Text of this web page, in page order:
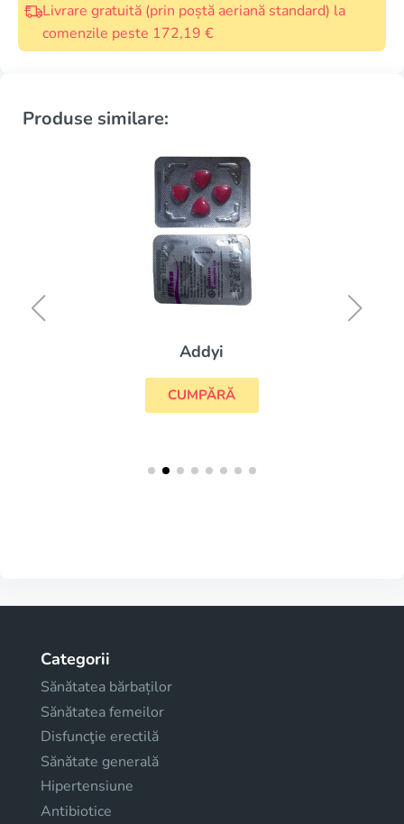
Livrare gratuită (prin poștă aeriană standard) la
comenzile peste 172,19 €
Produse similare:
Addyi
CUMPĂRĂ
Categorii
Sănătatea bărbaților
Sănătatea femeilor
Disfuncţie erectilă
Sănătate generală
Hipertensiune
Antibiotice